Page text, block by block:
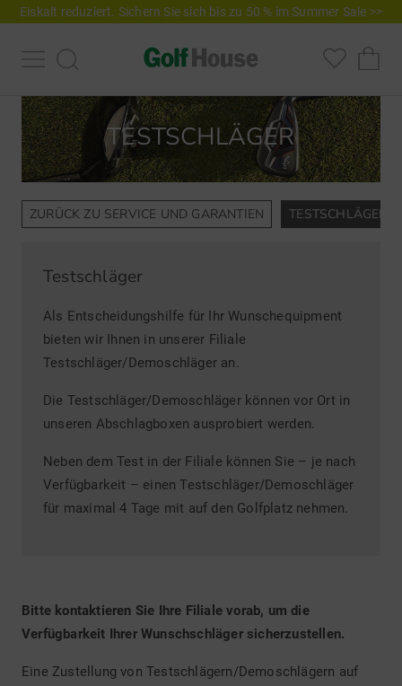
Eiskalt reduziert. Sichern Sie sich bis zu 50 % im Summer Sale >>
TESTSCHLÄGER
ZURÜCK ZU SERVICE UND GARANTIEN TESTSCHLÄGER
Testschläger
Als Entscheidungshilfe für Ihr Wunschequipment
bieten wir Ihnen in unserer Filiale
Testschläger/Demoschläger an.
Die Testschläger/Demoschläger können vor Ort in
unseren Abschlagboxen ausprobiert werden.
Neben dem Test in der Filiale können Sie – je nach
Verfügbarkeit – einen Testschläger/Demoschläger
für maximal 4 Tage mit auf den Golfplatz nehmen.
Bitte kontaktieren Sie Ihre Filiale vorab, um die
Verfügbarkeit Ihrer Wunschschläger sicherzustellen.
Eine Zustellung von Testschlägern/Demoschlägern auf